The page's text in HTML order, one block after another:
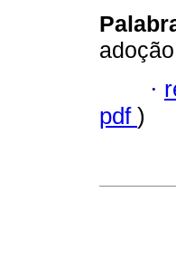
·
pdf )